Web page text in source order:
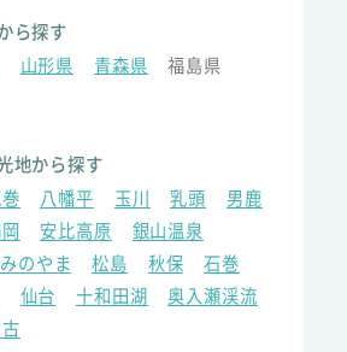
ら探す
山形県 青森県
福島県
地から探す
八幡平 玉川 乳頭
男鹿
安比高原
銀山温泉
のやま 松島 秋保
石巻
仙台 十和田湖
奥入瀬渓流